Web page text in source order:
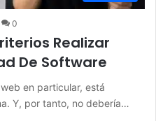
0
Realizar
De Software
en particular, está
Y, por tanto, no debería…